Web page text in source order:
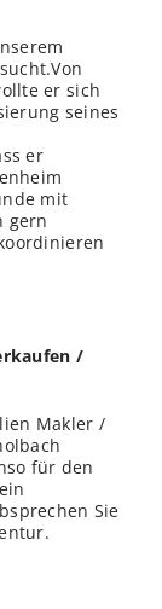
er sich
seines
er
mit
gern
/
Makler /
für den
Sie